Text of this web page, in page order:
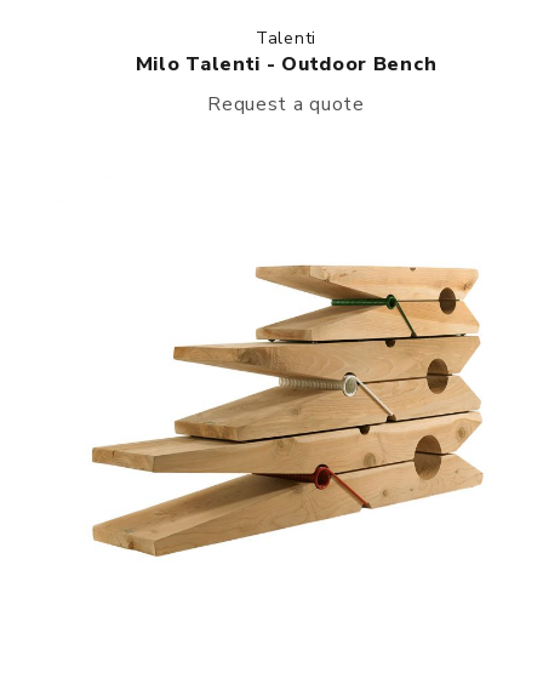
Talenti
Milo Talenti - Outdoor Bench
Request a quote